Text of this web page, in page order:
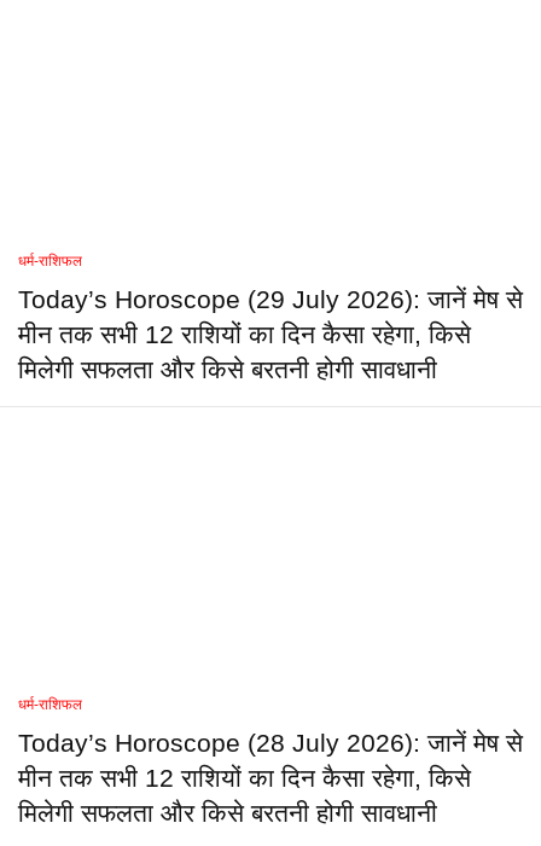
धर्म-राशिफल
Today’s Horoscope (29 July 2026): जानें मेष से
मीन तक सभी 12 राशियों का दिन कैसा रहेगा, किसे
मिलेगी सफलता और किसे बरतनी होगी सावधानी
धर्म-राशिफल
Today’s Horoscope (28 July 2026): जानें मेष से
मीन तक सभी 12 राशियों का दिन कैसा रहेगा, किसे
मिलेगी सफलता और किसे बरतनी होगी सावधानी